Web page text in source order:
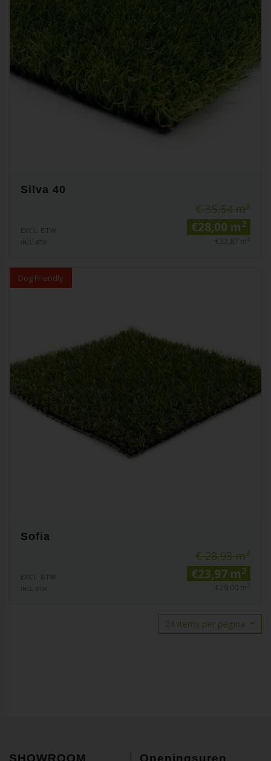
Silva 40
€ 35,54 m2
EXCL. BTW €28,00 m2
INCL. BTW €33,87 m2
Dog Friendly
Sofia
€ 28,93 m2
EXCL. BTW €23,97 m2
INCL. BTW €29,00 m2
24 items per pagina
SHOWROOM Openingsuren